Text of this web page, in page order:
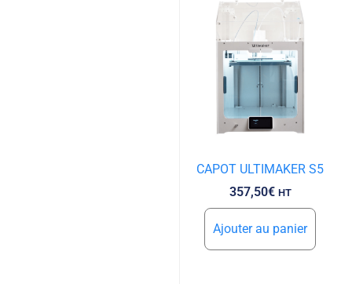
CAPOT ULTIMAKER S5
357,50€ HT
Ajouter au panier